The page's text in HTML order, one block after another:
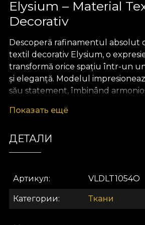
Elysium – Material
Decorativ
Descoperă rafinamentul absolut
textil decorativ Elysium, o
transformă orice spațiu într-un
și eleganță. Modelul
său statement, îmbinând
desenate de mână. Elysium
memorabile, conferind fiecărui
notă de unicitate și sofisticare.
recomandă pentru o varietate
de design interior. De la draperii
focale ale încăperii, la tapițerie
Показать ещё
ДЕТАЛИ
Артикул VLDLT1054O
Категории Ткани